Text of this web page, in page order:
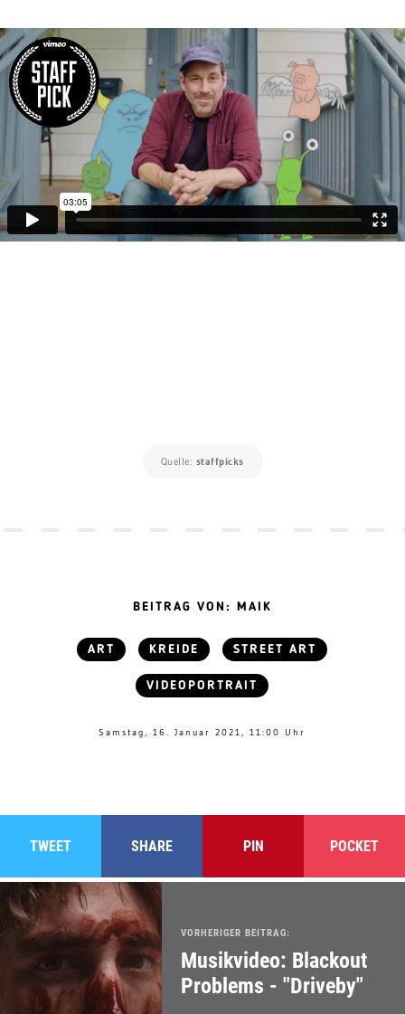
Quelle: staffpicks
BEITRAG VON: MAIK
ART KREIDE STREET ART
VIDEOPORTRAIT
Samstag, 16. Januar 2021, 11:00 Uhr
TWEET SHARE PIN POCKET
VORHERIGER BEITRAG:
Musikvideo: Blackout
Problems - "Driveby"